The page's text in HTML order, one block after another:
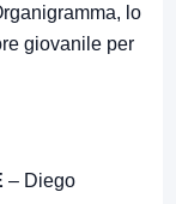
lo
giovanile per
– Diego